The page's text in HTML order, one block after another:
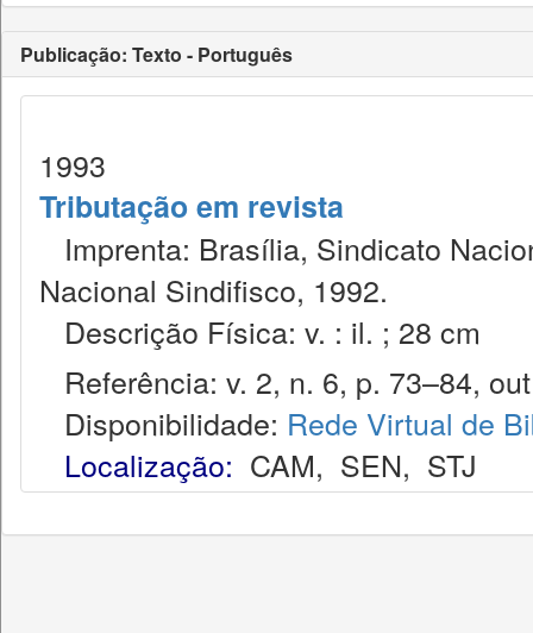
Publicação: Texto - Português
1993
Tributação em revista
Imprenta: Brasília, Sindicato
Nacional Sindifisco, 1992.
Descrição Física: v. : il. ; 28 cm
Referência: v. 2, n. 6, p. 73–84,
Disponibilidade: Rede Virtual de
Localização: CAM, SEN, STJ